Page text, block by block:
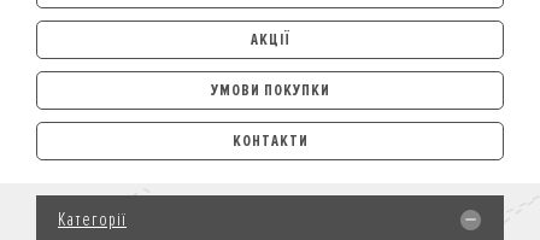
АКЦІЇ
УМОВИ ПОКУПКИ
АВТОМОБІЛІ
ЛІЗИНГ
КРЕДИТ
СТРАХУВАННЯ
КОНТАКТИ
Категорії